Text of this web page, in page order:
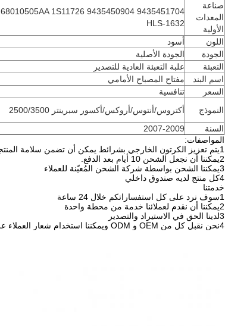
صناعة
المعدات
الأولية
9435451704 9435450904 68010505AA 1S11726
HLS-1632
اللون أسود
الجودة
الجودة الأصلية
التعبئة
علبة التعبئة العادية للتصدير
اسم البند
مفتاح المصباح الأمامي
السعر
تنافسية
النموذج
أكتروس/أنتوس/أروكس/أكسور سبرينتر 2500/3500
السنة
2007-2009
المواصفات:
1يتم تعزيز الكرتون الخارجي بشرائط يمكن أن تضمن سلامة المنتجات أثناء النقل.
2يمكننا أن نجعل الشحن 10 أيام بعد الدفع.
3يمكننا الشحن بواسطة شركة الشحن المُعيّنة للعملاء
4كل منتج لديه صندوق داخلي
خدمتنا
1سوف نرد على كل استفساراتكم خلال 24 ساعة
2يمكننا أن نقدم لعملائنا خدمة من محطة واحدة
3لدينا الحق في الاستيراد والتصدير
4نحن نقبل كل من OEM و ODM ويمكننا استخدام شعار العملاء على منتجاتنا